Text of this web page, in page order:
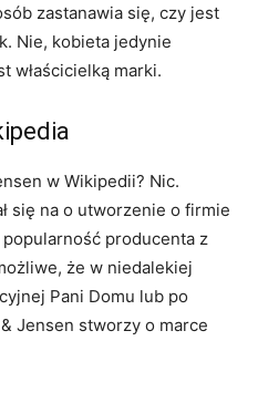
zastanawia się, czy jest
Nie, kobieta jedynie
właścicielką marki.
w Wikipedii? Nic.
się na o utworzenie o firmie
producenta z
że w niedalekiej
Pani Domu lub po
Jensen stworzy o marce